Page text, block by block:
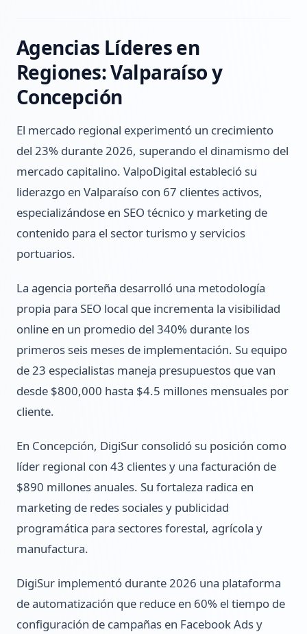
Agencias Líderes en
Regiones: Valparaíso y
Concepción
El mercado regional experimentó un crecimiento
del 23% durante 2026, superando el dinamismo del
mercado capitalino. ValpoDigital estableció su
liderazgo en Valparaíso con 67 clientes activos,
especializándose en SEO técnico y marketing de
contenido para el sector turismo y servicios
portuarios.
La agencia porteña desarrolló una metodología
propia para SEO local que incrementa la visibilidad
online en un promedio del 340% durante los
primeros seis meses de implementación. Su equipo
de 23 especialistas maneja presupuestos que van
desde $800,000 hasta $4.5 millones mensuales por
cliente.
En Concepción, DigiSur consolidó su posición como
líder regional con 43 clientes y una facturación de
$890 millones anuales. Su fortaleza radica en
marketing de redes sociales y publicidad
programática para sectores forestal, agrícola y
manufactura.
DigiSur implementó durante 2026 una plataforma
de automatización que reduce en 60% el tiempo de
configuración de campañas en Facebook Ads y